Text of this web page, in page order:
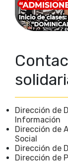
Dirección de
Información
Dirección de
Social
Dirección de
Dirección de